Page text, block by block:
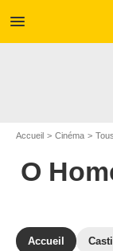
menu
Accueil Cinéma
O
Accueil